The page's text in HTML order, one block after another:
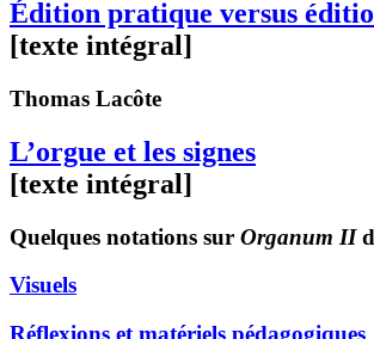
Édition pratique versus
[texte intégral]
Thomas Lacôte
L’orgue et les signes
[texte intégral]
Quelques notations sur Organum II
Visuels
Réflexions et matériels pédagogiques